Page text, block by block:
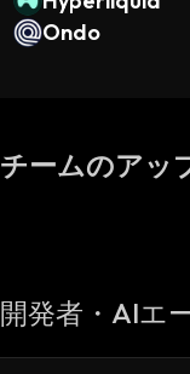
Ondo
チームのアッ
開発者・AIエ